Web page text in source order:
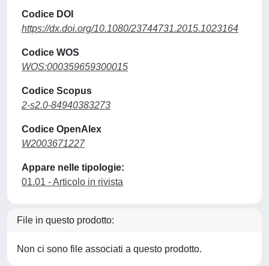
Codice DOI
https://dx.doi.org/10.1080/23744731.2015.1023164
Codice WOS
WOS:000359659300015
Codice Scopus
2-s2.0-84940383273
Codice OpenAlex
W2003671227
Appare nelle tipologie:
01.01 - Articolo in rivista
File in questo prodotto:
Non ci sono file associati a questo prodotto.